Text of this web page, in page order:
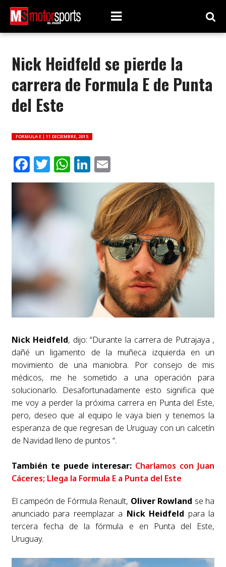
Nick Heidfeld se pierde la
carrera de Formula E de Punta
del Este
FORMULA E | 11 DICIEMBRE, 2015
Facebook
Twitter
WhatsApp
LinkedIn
Email
Nick Heidfeld, dijo: “Durante la carrera de Putrajaya ,
dañé un ligamento de la muñeca izquierda en un
movimiento de una maniobra. Por consejo de mis
médicos, me he sometido a una operación para
solucionarlo. Desafortunadamente esto significa que
me voy a perder la próxima carrera en Punta del Este,
pero, deseo que al equipo le vaya bien y tenemos la
esperanza de que regresan de Uruguay con un calcetín
de Navidad lleno de puntos “.
También te puede interesar: Charlamos con Juan
Cáceres; Llega la Formula E a Punta del Este
El campeón de Fórmula Renault, Oliver Rowland se ha
anunciado para reemplazar a Nick Heidfeld para la
tercera fecha de la fórmula e en Punta del Este,
Uruguay.